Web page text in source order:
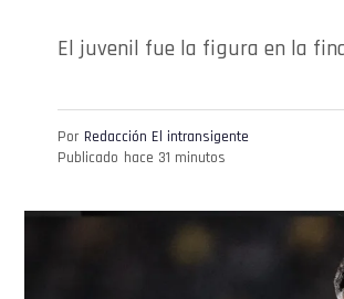
El juvenil fue la figura en la
Por Redacción El intransigente
Publicado hace 31 minutos